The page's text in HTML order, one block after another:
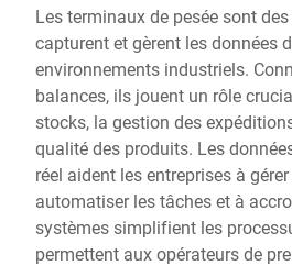
Les terminaux de pesée sont
capturent et gèrent les données
environnements industriels.
balances, ils jouent un rôle
stocks, la gestion des
qualité des produits. Les
réel aident les entreprises à
automatiser les tâches et à
systèmes simplifient les
permettent aux opérateurs de